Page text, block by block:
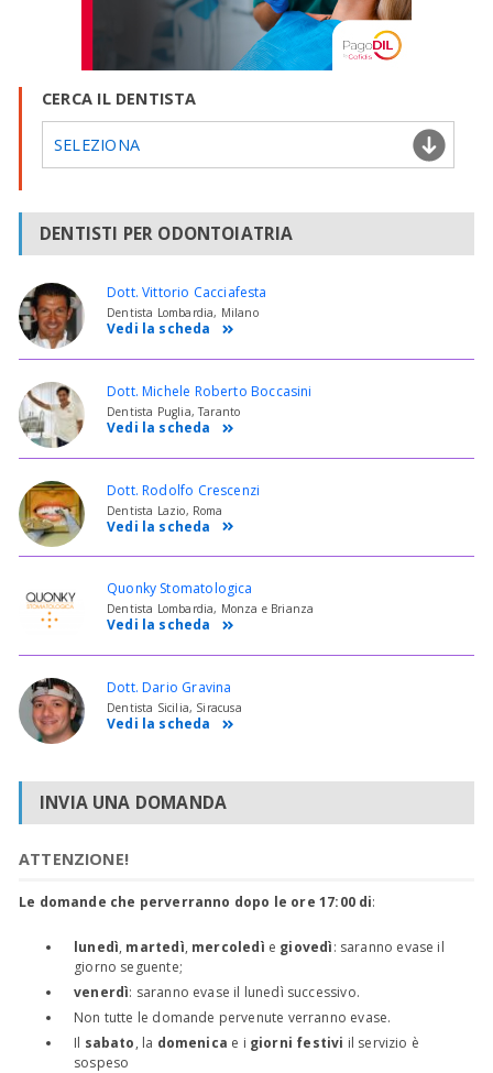
CERCA IL DENTISTA
SELEZIONA
DENTISTI PER ODONTOIATRIA
Dott. Vittorio Cacciafesta
Dentista Lombardia, Milano
Vedi la scheda
Dott. Michele Roberto Boccasini
Dentista Puglia, Taranto
Vedi la scheda
Dott. Rodolfo Crescenzi
Dentista Lazio, Roma
Vedi la scheda
Quonky Stomatologica
Dentista Lombardia, Monza e Brianza
Vedi la scheda
Dott. Dario Gravina
Dentista Sicilia, Siracusa
Vedi la scheda
INVIA UNA DOMANDA
ATTENZIONE!
Le domande che perverranno dopo le ore 17:00 di:
lunedì, martedì, mercoledì e giovedì: saranno evase il
giorno seguente;
venerdì: saranno evase il lunedì successivo.
Non tutte le domande pervenute verranno evase.
Il sabato, la domenica e i giorni festivi il servizio è
sospeso